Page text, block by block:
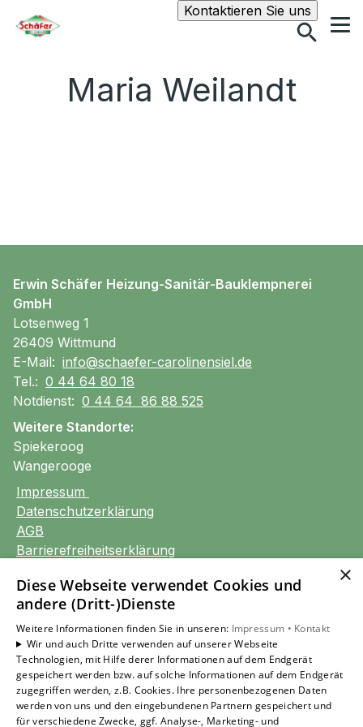
Kontaktieren Sie unsSuche
Maria Weilandt
Erwin Schäfer Heizung-Sanitär-Bauklempnerei
GmbH
Lotsenweg 1
26409 Wittmund
E-Mail: info@schaefer-carolinensiel.de
Tel.: 0 44 64 80 18
Notdienst: 0 44 64 86 88 525
Weitere Standorte:
Spiekeroog
Wangerooge
Impressum
Datenschutzerklärung
AGB
Barrierefreiheitserklärung
Unsere Bereiche
Privatkunden
Gewerbekunden
Karriere
Unternehmen
Kontakt
×
Diese Webseite verwendet Cookies und
andere (Dritt-)Dienste
Weitere Informationen finden Sie in unseren: Impressum • Kontakt
Wir und auch Dritte verwenden auf unserer Webseite
Technologien, mit Hilfe derer Informationen auf dem Endgerät
gespeichert werden bzw. auf solche Informationen auf dem Endgerät
zugegriffen werden, z.B. Cookies. Ihre personenbezogenen Daten
werden von uns und den eingebundenen Partnern gespeichert und
für verschiedene Zwecke, ggf. Analyse-, Marketing- und